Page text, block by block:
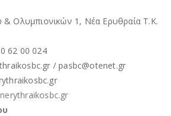
& Ολυμπιονικών 1, Νέα Ερυθραία Τ.Κ.
62 00 024
/ pasbc@otenet.gr